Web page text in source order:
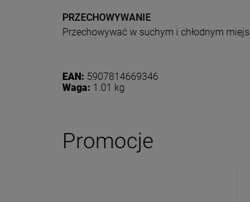
PRZECHOWYWANIE
Przechowywać w suchym i chłodnym
EAN: 5907814669346
Waga: 1.01 kg
Promocje